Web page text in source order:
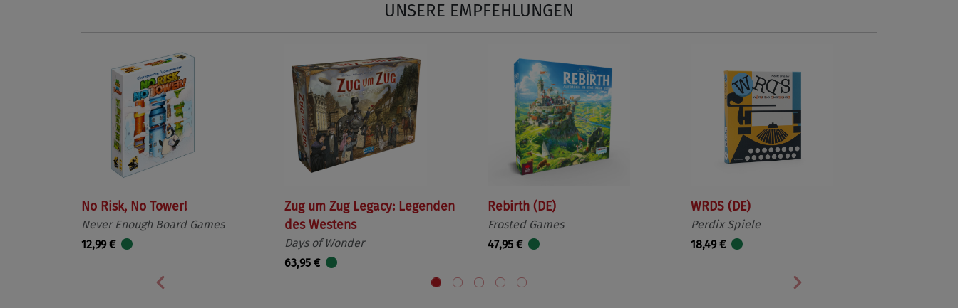
UNSERE EMPFEHLUNGEN
No Risk, No Tower!
Never Enough Board Games
12,99 €
Zug um Zug Legacy: Legenden
des Westens
Days of Wonder
63,95 €
Rebirth (DE)
Frosted Games
47,95 €
WRDS (DE)
Perdix Spiele
18,49 €
Vorherige Nächste